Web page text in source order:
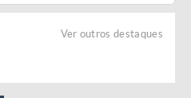
Ver outros destaques